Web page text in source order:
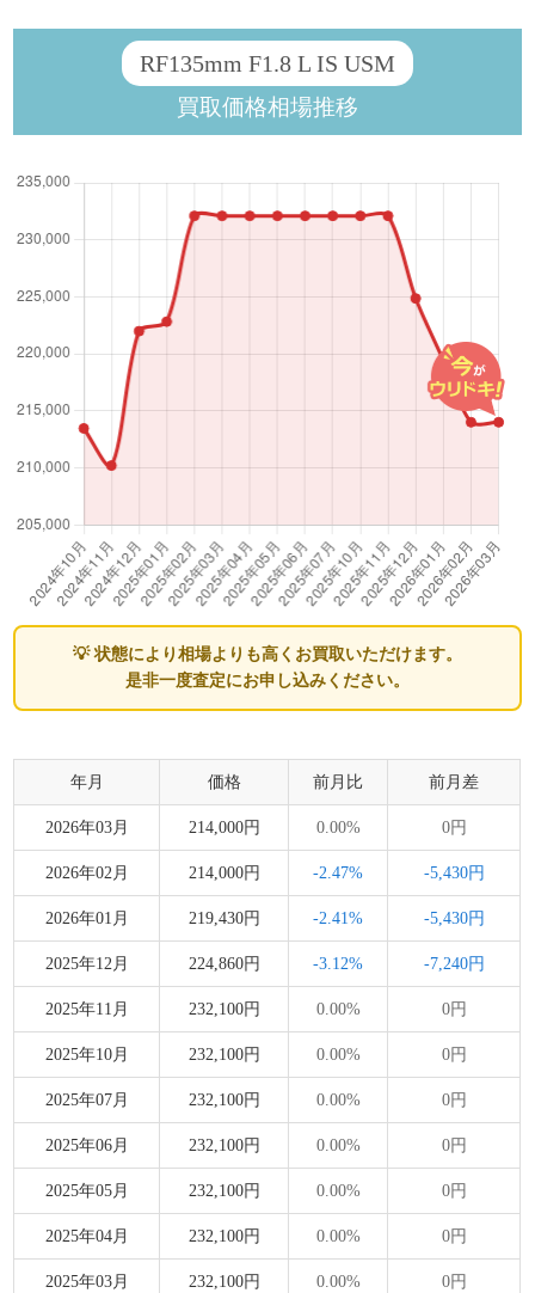
RF135mm F1.8 L IS USM
買取価格相場推移
💡 状態により相場よりも高くお買取いただけます。
是非一度査定にお申し込みください。
年月 価格 前月比 前月差
2026年03月 214,000円 0.00% 0円
2026年02月 214,000円 -2.47% -5,430円
2026年01月 219,430円 -2.41% -5,430円
2025年12月 224,860円 -3.12% -7,240円
2025年11月 232,100円 0.00% 0円
2025年10月 232,100円 0.00% 0円
2025年07月 232,100円 0.00% 0円
2025年06月 232,100円 0.00% 0円
2025年05月 232,100円 0.00% 0円
2025年04月 232,100円 0.00% 0円
2025年03月 232,100円 0.00% 0円